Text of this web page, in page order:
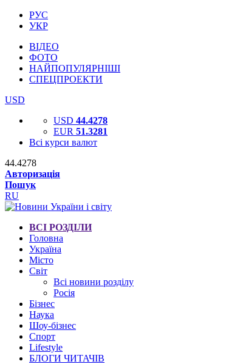
РУС
УКР
ВІДЕО
ФОТО
НАЙПОПУЛЯРНІШІ
СПЕЦПРОЕКТИ
USD
USD 44.4278
EUR 51.3281
Всі курси валют
44.4278
Авторизація
Пошук
RU
ВСІ РОЗДІЛИ
Головна
Україна
Місто
Світ
Всі новини розділу
Росія
Бізнес
Наука
Шоу-бізнес
Спорт
Lifestyle
БЛОГИ ЧИТАЧІВ